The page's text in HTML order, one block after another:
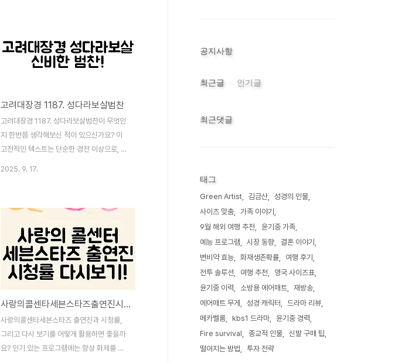
고려대장경 1187. 성다라보살범찬
고려대장경 1187. 성다라보살범찬이 무엇인
지 한번쯤 생각해보신 적이 있으신가요? 이
고전적인 텍스트는 단순한 경전 이상으로, 깊
합니다. 끝까지 읽으시면 이 귀중한 경전의
의미가 낯설지 않게 느껴질 것이고, 여러분의
마음속에 새로운 시각이 펼쳐질 것입니다.과
거 vs 현재의 해석고려대장경 1187. 성다라
보살범찬은 과거와 현재 각각의 해석이 미친
영향이 매우 큽니다. 과거에는 주로 종교적이
며 교훈적인 측면이 강조되었으나, 현재의 해
석은 더 다양한 문화적, 사회적 맥락이 반영
됩니다.주요 ..
2025. 9. 17.
사랑의콜센타세븐스타즈출연진시청률다시보기
사랑의콜센타세븐스타즈 출연진과 시청률,
그리고 다시 보기를 어떻게 활용하면 좋을까
요? 인기 있는 프로그램에는 항상 화제를 불
공지사항
최근글 인기글
최근댓글
태그
Green Artist 김금산
성경의 인물
사이즈 맞춤
가족 이야기
9월 해외 여행 추천
윤기중 가족
예능 프로그램
시장 동향
결혼 이야기
변비약 효능
화재생존확률
여행 후기
전투 솔루션
여행 추천
영국 사이즈표
윤기중 이력
소방용 에어매트
재방송
에어매트 무게
성경 캐릭터
드라마 리뷰
메카벨룸
kbs1 드라마
윤기중 경력
Fire survival
종교적 인물
신발 구매 팁
떨어지는 방법
투자 전략